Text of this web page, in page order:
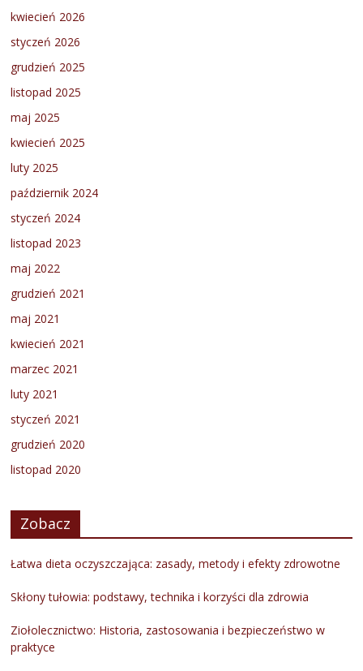
kwiecień 2026
styczeń 2026
grudzień 2025
listopad 2025
maj 2025
kwiecień 2025
luty 2025
październik 2024
styczeń 2024
listopad 2023
maj 2022
grudzień 2021
maj 2021
kwiecień 2021
marzec 2021
luty 2021
styczeń 2021
grudzień 2020
listopad 2020
Zobacz
Łatwa dieta oczyszczająca: zasady, metody i efekty zdrowotne
Skłony tułowia: podstawy, technika i korzyści dla zdrowia
Ziołolecznictwo: Historia, zastosowania i bezpieczeństwo w
praktyce